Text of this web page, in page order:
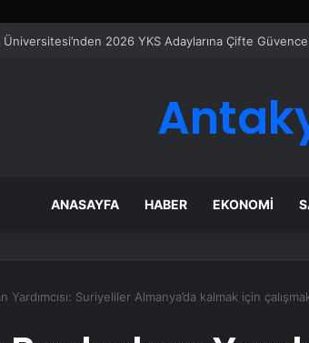
Endüstriyel Buhar Kazanı Çözümleriyle Üretim
ANASAYFA HABER EKONOMI
Yardımcısı: Suriyeliler Almanya’da kalmak için